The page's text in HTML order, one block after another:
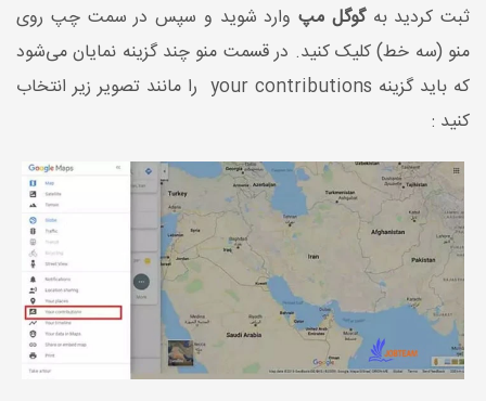
ثبت کردید بهگوگل مپ وارد شوید و سپس در سمت چپ روی
منو (سه خط) کلیک کنید. در قسمت منو چند گزینه نمایان می‌شود
که باید گزینه your contributions را مانند تصویر زیر انتخاب
کنید :